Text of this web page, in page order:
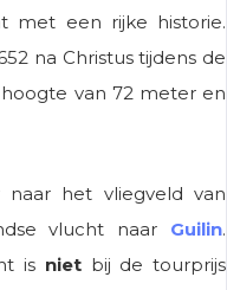
met een rijke historie.
na Christus tijdens de
van 72 meter en
het vliegveld van
vlucht naar Guilin.
is nietbij de tourprijs